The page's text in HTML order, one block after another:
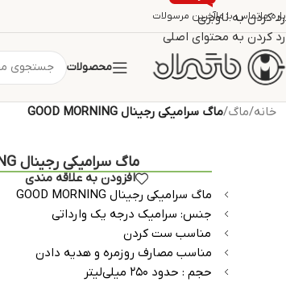
رد کردن به ناوبری
رد کردن به محتوای اصلی
ماتماس با ماآخرین مرسولات
محصولات
خانه/ماگ/ماگ سرامیکی رجینال GOOD MORNING
ماگ سرامیکی رجینال GOOD MORNING
افزودن به علاقه مندی
ماگ سرامیکی رجینال GOOD MORNING
جنس: سرامیک درجه یک وارداتی
مناسب ست کردن
مناسب مصارف روزمره و هدیه دادن
حجم : حدود ۲۵۰ میلی‌لیتر